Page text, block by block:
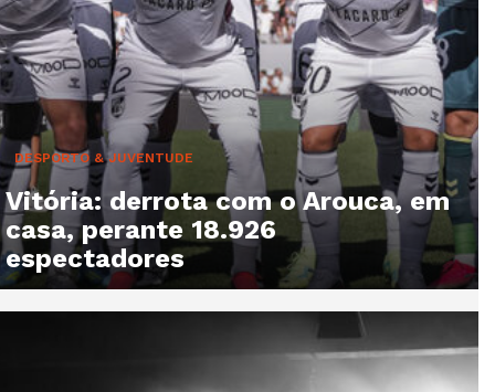
DESPORTO & JUVENTUDE
Vitória: derrota com o Arouca, em
casa, perante 18.926
espectadores